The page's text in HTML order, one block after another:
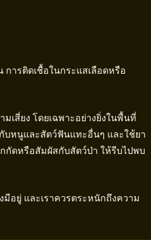
ารติดเชื้อในกระแสเลือดหรือ
เสี่ยง โดยเฉพาะอย่างยิ่งในพื้นที่
บหนูและสัตว์ฟันแทะอื่นๆ และใช้ยา
กัดหรือสัมผัสกับสัตว์ป่า ให้รีบไปพบ
มีอยู่ และเราควรตระหนักถึงความ